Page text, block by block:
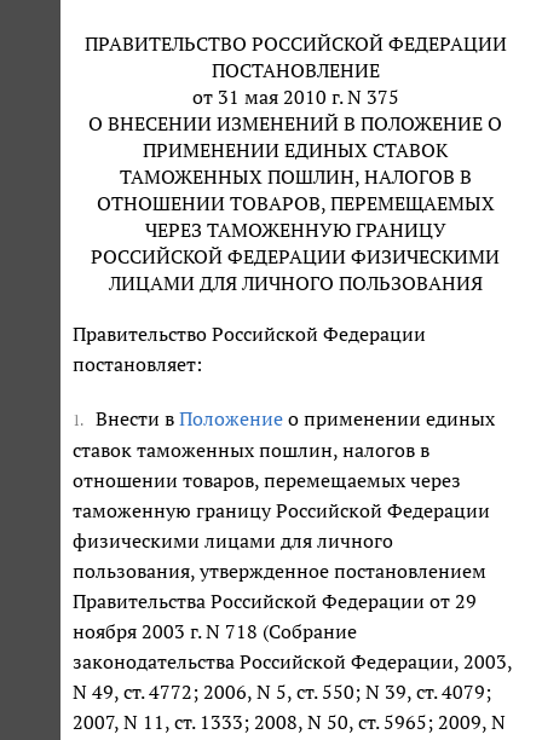
ПРАВИТЕЛЬСТВО РОССИЙСКОЙ ФЕДЕРАЦИИ
ПОСТАНОВЛЕНИЕ
от 31 мая 2010 г. N 375
О ВНЕСЕНИИ ИЗМЕНЕНИЙ В ПОЛОЖЕНИЕ О
ПРИМЕНЕНИИ ЕДИНЫХ СТАВОК
ТАМОЖЕННЫХ ПОШЛИН, НАЛОГОВ В
ОТНОШЕНИИ ТОВАРОВ, ПЕРЕМЕЩАЕМЫХ
ЧЕРЕЗ ТАМОЖЕННУЮ ГРАНИЦУ
РОССИЙСКОЙ ФЕДЕРАЦИИ ФИЗИЧЕСКИМИ
ЛИЦАМИ ДЛЯ ЛИЧНОГО ПОЛЬЗОВАНИЯ
Правительство Российской Федерации
постановляет:
1. Внести в Положение о применении единых
ставок таможенных пошлин, налогов в
отношении товаров, перемещаемых через
таможенную границу Российской Федерации
физическими лицами для личного
пользования, утвержденное постановлением
Правительства Российской Федерации от 29
ноября 2003 г. N 718 (Собрание
законодательства Российской Федерации, 2003,
N 49, ст. 4772; 2006, N 5, ст. 550; N 39, ст. 4079;
2007, N 11, ст. 1333; 2008, N 50, ст. 5965; 2009, N